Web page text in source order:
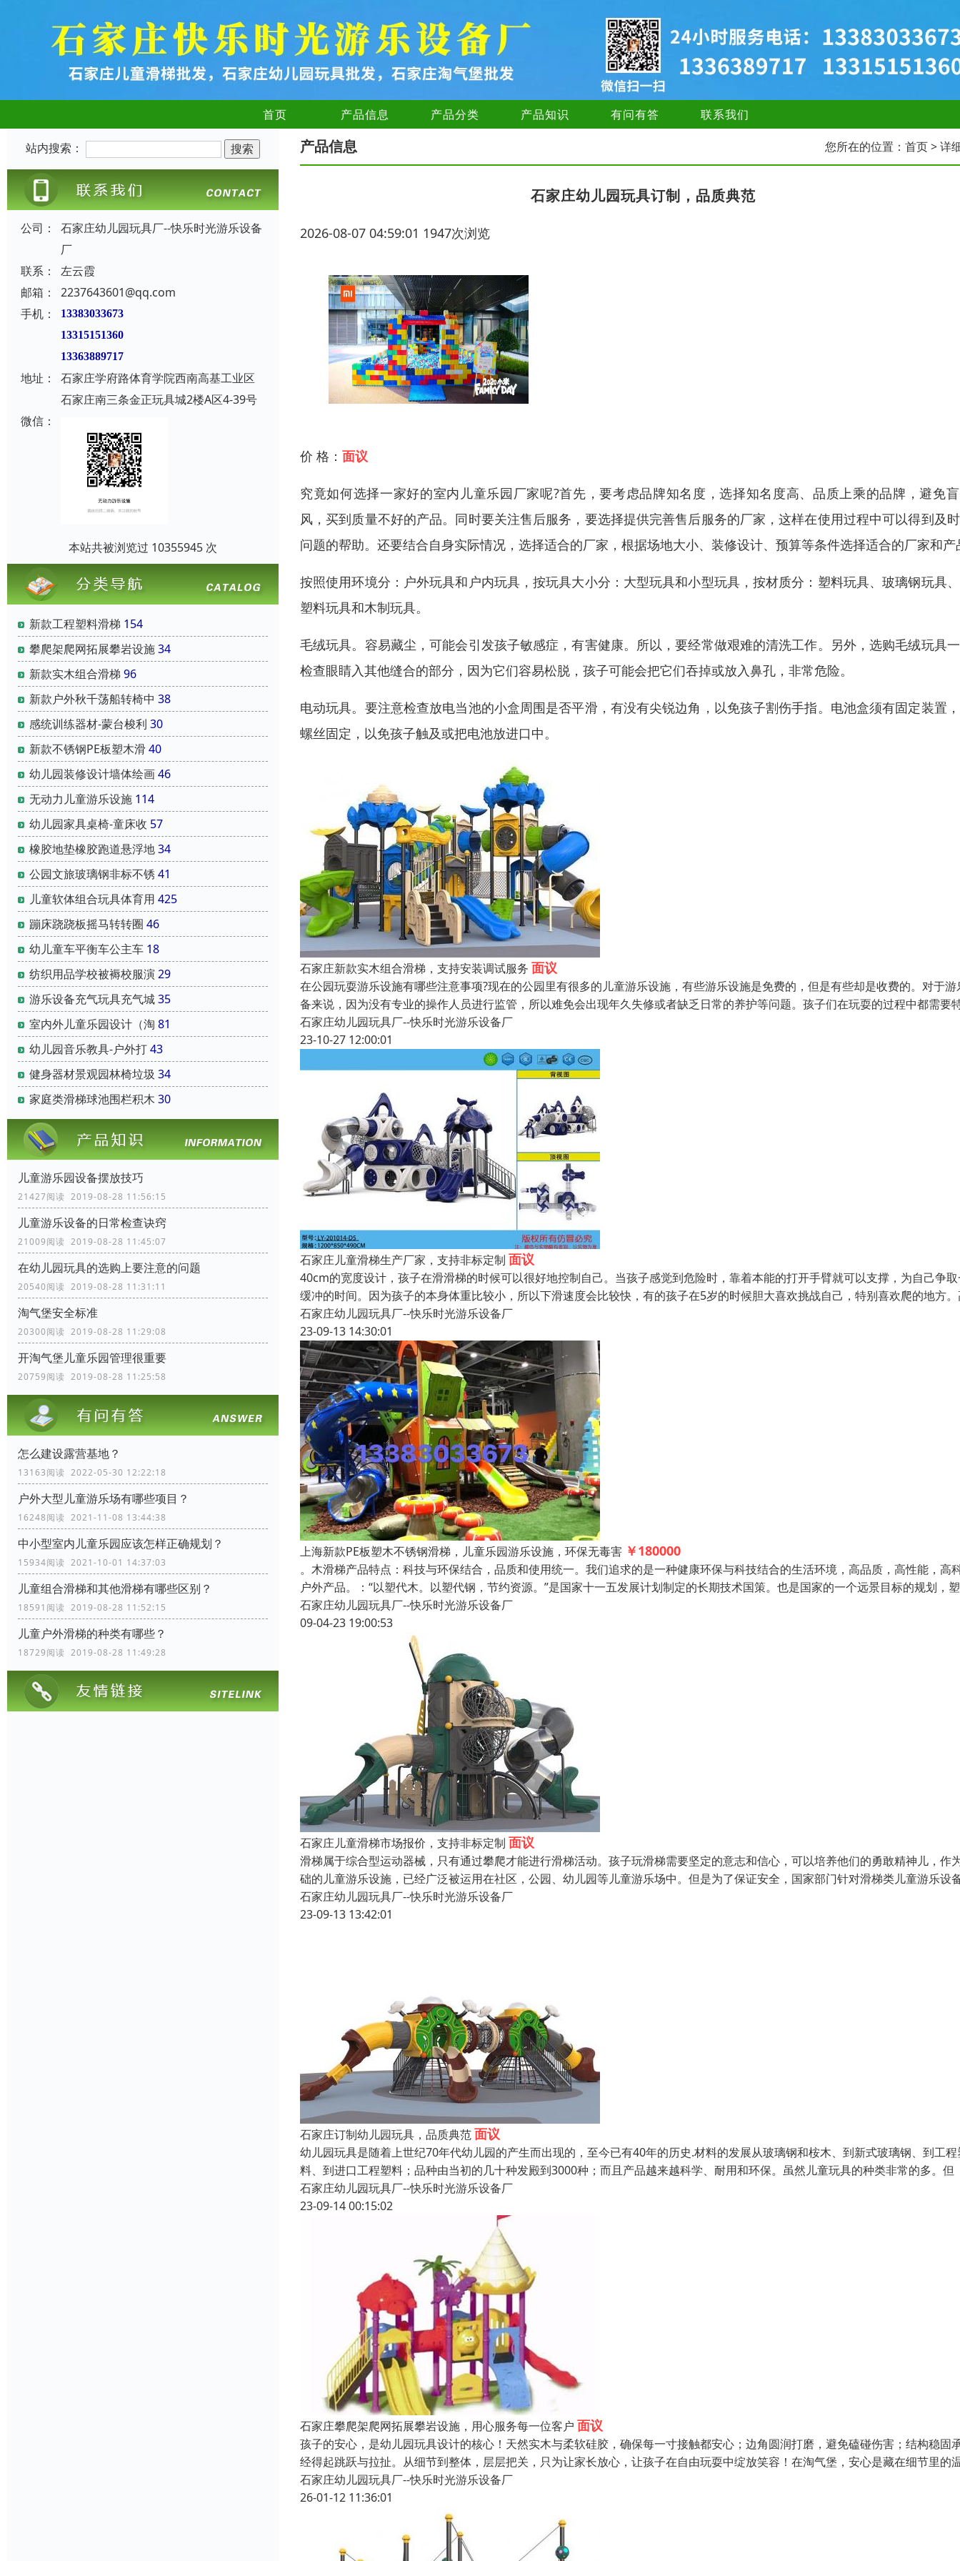
首页 产品信息 产品分类 产品知识 有问有答 联系我们
站内搜索：
公司：
石家庄幼儿园玩具厂--快乐时光游乐设备
厂
联系：
左云霞
邮箱：
2237643601@qq.com
手机：
13383033673
13315151360
13363889717
地址：
石家庄学府路体育学院西南高基工业区
石家庄南三条金正玩具城2楼A区4-39号
微信：
本站共被浏览过 10355945 次
新款工程塑料滑梯 154
攀爬架爬网拓展攀岩设施34
新款实木组合滑梯 96
新款户外秋千荡船转椅中 38
感统训练器材-蒙台梭利 30
新款不锈钢PE板塑木滑40
幼儿园装修设计墙体绘画46
无动力儿童游乐设施 114
幼儿园家具桌椅-童床收 57
橡胶地垫橡胶跑道悬浮地34
公园文旅玻璃钢非标不锈 41
儿童软体组合玩具体育用 425
蹦床跷跷板摇马转转圈 46
幼儿童车平衡车公主车 18
纺织用品学校被褥校服演29
游乐设备充气玩具充气城35
室内外儿童乐园设计（淘 81
幼儿园音乐教具-户外打43
健身器材景观园林椅垃圾 34
家庭类滑梯球池围栏积木 30
儿童游乐园设备摆放技巧
21427阅读 2019-08-28 11:56:15
儿童游乐设备的日常检查诀窍
21009阅读 2019-08-28 11:45:07
在幼儿园玩具的选购上要注意的问题
20540阅读 2019-08-28 11:31:11
淘气堡安全标准
20300阅读 2019-08-28 11:29:08
开淘气堡儿童乐园管理很重要
20759阅读 2019-08-28 11:25:58
怎么建设露营基地？
13163阅读 2022-05-30 12:22:18
户外大型儿童游乐场有哪些项目？
16248阅读 2021-11-08 13:44:38
中小型室内儿童乐园应该怎样正确规划？
15934阅读 2021-10-01 14:37:03
儿童组合滑梯和其他滑梯有哪些区别？
18591阅读 2019-08-28 11:52:15
儿童户外滑梯的种类有哪些？
18729阅读 2019-08-28 11:49:28
产品信息 您所在的位置： 首页> 详
石家庄幼儿园玩具订制，品质典范
2026-08-07 04:59:01 1947次浏览
价 格： 面议
究竟如何选择一家好的室内儿童乐园厂家呢?首先，要考虑品牌知名度，选择知名度高、品质上乘的品牌，避免
风，买到质量不好的产品。同时要关注售后服务，要选择提供完善售后服务的厂家，这样在使用过程中可以得到及
问题的帮助。还要结合自身实际情况，选择适合的厂家，根据场地大小、装修设计、预算等条件选择适合的厂家和产
按照使用环境分：户外玩具和户内玩具，按玩具大小分：大型玩具和小型玩具，按材质分：塑料玩具、玻璃钢玩具
塑料玩具和木制玩具。
毛绒玩具。容易藏尘，可能会引发孩子敏感症，有害健康。所以，要经常做艰难的清洗工作。另外，选购毛绒玩具
检查眼睛入其他缝合的部分，因为它们容易松脱，孩子可能会把它们吞掉或放入鼻孔，非常危险。
电动玩具。要注意检查放电当池的小盒周围是否平滑，有没有尖锐边角，以免孩子割伤手指。电池盒须有固定装置
螺丝固定，以免孩子触及或把电池放进口中。
石家庄新款实木组合滑梯，支持安装调试服务 面议
在公园玩耍游乐设施有哪些注意事项?现在的公园里有很多的儿童游乐设施，有些游乐设施是免费的，但是有些却是收费的。对于游
备来说，因为没有专业的操作人员进行监管，所以难免会出现年久失修或者缺乏日常的养护等问题。孩子们在玩耍的过程中都需要
石家庄幼儿园玩具厂--快乐时光游乐设备厂
23-10-27 12:00:01
石家庄儿童滑梯生产厂家，支持非标定制 面议
40cm的宽度设计，孩子在滑滑梯的时候可以很好地控制自己。当孩子感觉到危险时，靠着本能的打开手臂就可以支撑，为自己争
缓冲的时间。因为孩子的本身体重比较小，所以下滑速度会比较快，有的孩子在5岁的时候胆大喜欢挑战自己，特别喜欢爬的地方
石家庄幼儿园玩具厂--快乐时光游乐设备厂
23-09-13 14:30:01
上海新款PE板塑木不锈钢滑梯，儿童乐园游乐设施，环保无毒害 ￥180000
。木滑梯产品特点：科技与环保结合，品质和使用统一。我们追求的是一种健康环保与科技结合的生活环境，高品质，高性能，高
户外产品。：“以塑代木。以塑代钢，节约资源。”是国家十一五发展计划制定的长期技术国策。也是国家的一个远景目标的规划，
石家庄幼儿园玩具厂--快乐时光游乐设备厂
09-04-23 19:00:53
石家庄儿童滑梯市场报价，支持非标定制 面议
滑梯属于综合型运动器械，只有通过攀爬才能进行滑梯活动。孩子玩滑梯需要坚定的意志和信心，可以培养他们的勇敢精神儿，作
础的儿童游乐设施，已经广泛被运用在社区，公园、幼儿园等儿童游乐场中。但是为了保证安全，国家部门针对滑梯类儿童游乐设
石家庄幼儿园玩具厂--快乐时光游乐设备厂
23-09-13 13:42:01
石家庄订制幼儿园玩具，品质典范面议
幼儿园玩具是随着上世纪70年代幼儿园的产生而出现的，至今已有40年的历史.材料的发展从玻璃钢和桉木、到新式玻璃钢、到工程
料、到进口工程塑料；品种由当初的几十种发殿到3000种；而且产品越来越科学、耐用和环保。虽然儿童玩具的种类非常的多。但
石家庄幼儿园玩具厂--快乐时光游乐设备厂
23-09-14 00:15:02
石家庄攀爬架爬网拓展攀岩设施，用心服务每一位客户 面议
孩子的安心，是幼儿园玩具设计的核心！天然实木与柔软硅胶，确保每一寸接触都安心；边角圆润打磨，避免磕碰伤害；结构稳固
经得起跳跃与拉扯。从细节到整体，层层把关，只为让家长放心，让孩子在自由玩耍中绽放笑容！在淘气堡，安心是藏在细节里的
石家庄幼儿园玩具厂--快乐时光游乐设备厂
26-01-12 11:36:01